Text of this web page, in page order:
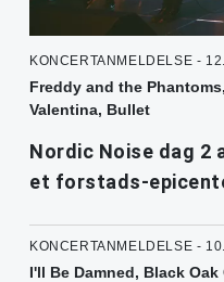
KONCERTANMELDELSE -
Freddy and the
Valentina, Bullet
Nordic Noise dag 2
et forstads-
KONCERTANMELDELSE -
I'll Be Damned, Black